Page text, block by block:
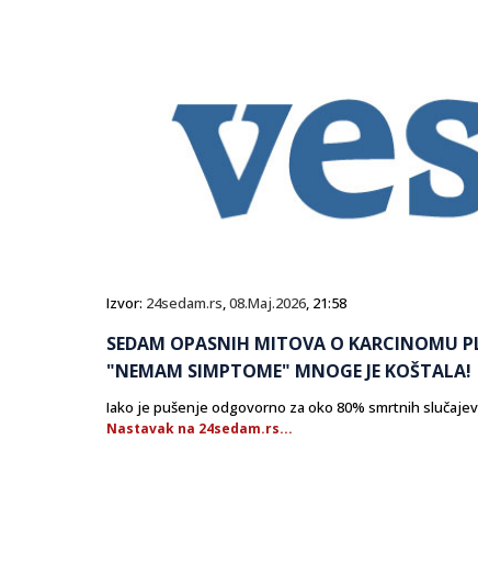
Izvor: 24sedam.rs,08.Maj.2026, 21:58
SEDAM OPASNIH MITOVA O KARCINOMU
"NEMAM SIMPTOME" MNOGE JE KOŠTALA!
Iako je pušenje odgovorno za oko 80% smrtnih
Nastavak na 24sedam.rs...